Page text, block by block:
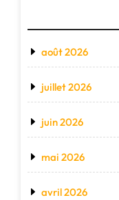
août 2026
juillet 2026
juin 2026
mai 2026
avril 2026